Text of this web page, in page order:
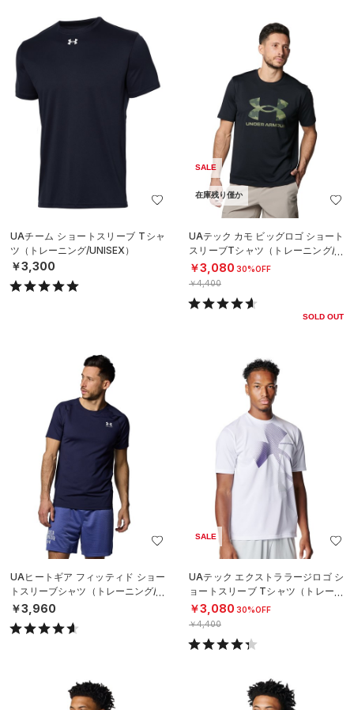
UAチーム ショートスリーブ Tシャ
ツ（トレーニング/UNISEX）
￥3,300
SALE
在庫残り僅か
UAテック カモ ビッグロゴ ショート
スリーブTシャツ（トレーニング/M
EN）
￥3,080 30%OFF
￥4,400
SOLD OUT
UAヒートギア フィッティド ショー
トスリーブシャツ（トレーニング/M
EN）
￥3,960
SALE
UAテック エクストララージロゴ シ
ョートスリーブ Tシャツ（トレーニ
ング/MEN）
￥3,080 30%OFF
￥4,400